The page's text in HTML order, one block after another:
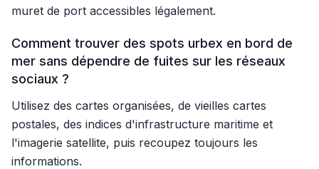
muret de port accessibles légalement.
Comment trouver des spots urbex en bord de
mer sans dépendre de fuites sur les réseaux
sociaux ?
Utilisez des cartes organisées, de vieilles cartes
postales, des indices d'infrastructure maritime et
l'imagerie satellite, puis recoupez toujours les
informations.